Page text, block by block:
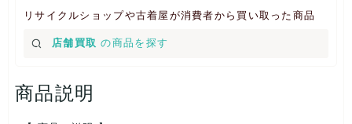
リサイクルショップや古着屋が消費者から買い取った商品
店舗買取 の商品を探す
商品説明